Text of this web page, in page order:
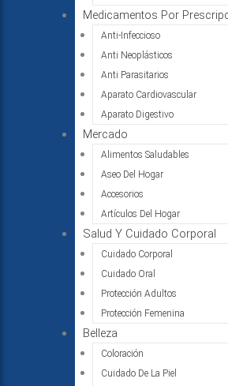
Medicamentos Por
Anti-Infeccioso
Anti Neoplásticos
Anti Parasitarios
Aparato Cardiovascular
Aparato Digestivo
Mercado
Alimentos Saludables
Aseo Del Hogar
Accesorios
Artículos Del Hogar
Salud Y Cuidado Corporal
Cuidado Corporal
Cuidado Oral
Protección Adultos
Protección Femenina
Belleza
Coloración
Cuidado De La Piel